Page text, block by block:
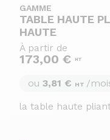
GAMME
TABLE HAUTE
HAUTE
À partir de
173,00 € HT
ou 3,81 € HT /
la table haute